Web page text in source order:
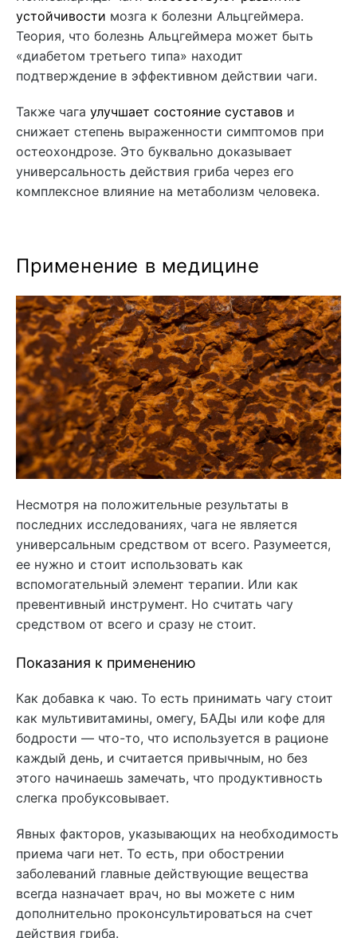
устойчивости мозга к болезни Альцгеймера.
Теория, что болезнь Альцгеймера может быть
«диабетом третьего типа» находит
подтверждение в эффективном действии чаги.
Также чага улучшает состояние суставов и
снижает степень выраженности симптомов при
остеохондрозе. Это буквально доказывает
универсальность действия гриба через его
комплексное влияние на метаболизм человека.
Применение в медицине
Несмотря на положительные результаты в
последних исследованиях, чага не является
универсальным средством от всего. Разумеется,
ее нужно и стоит использовать как
вспомогательный элемент терапии. Или как
превентивный инструмент. Но считать чагу
средством от всего и сразу не стоит.
Показания к применению
Как добавка к чаю. То есть принимать чагу стоит
как мультивитамины, омегу, БАДы или кофе для
бодрости — что-то, что используется в рационе
каждый день, и считается привычным, но без
этого начинаешь замечать, что продуктивность
слегка пробуксовывает.
Явных факторов, указывающих на необходимость
приема чаги нет. То есть, при обострении
заболеваний главные действующие вещества
всегда назначает врач, но вы можете с ним
дополнительно проконсультироваться на счет
действия гриба.